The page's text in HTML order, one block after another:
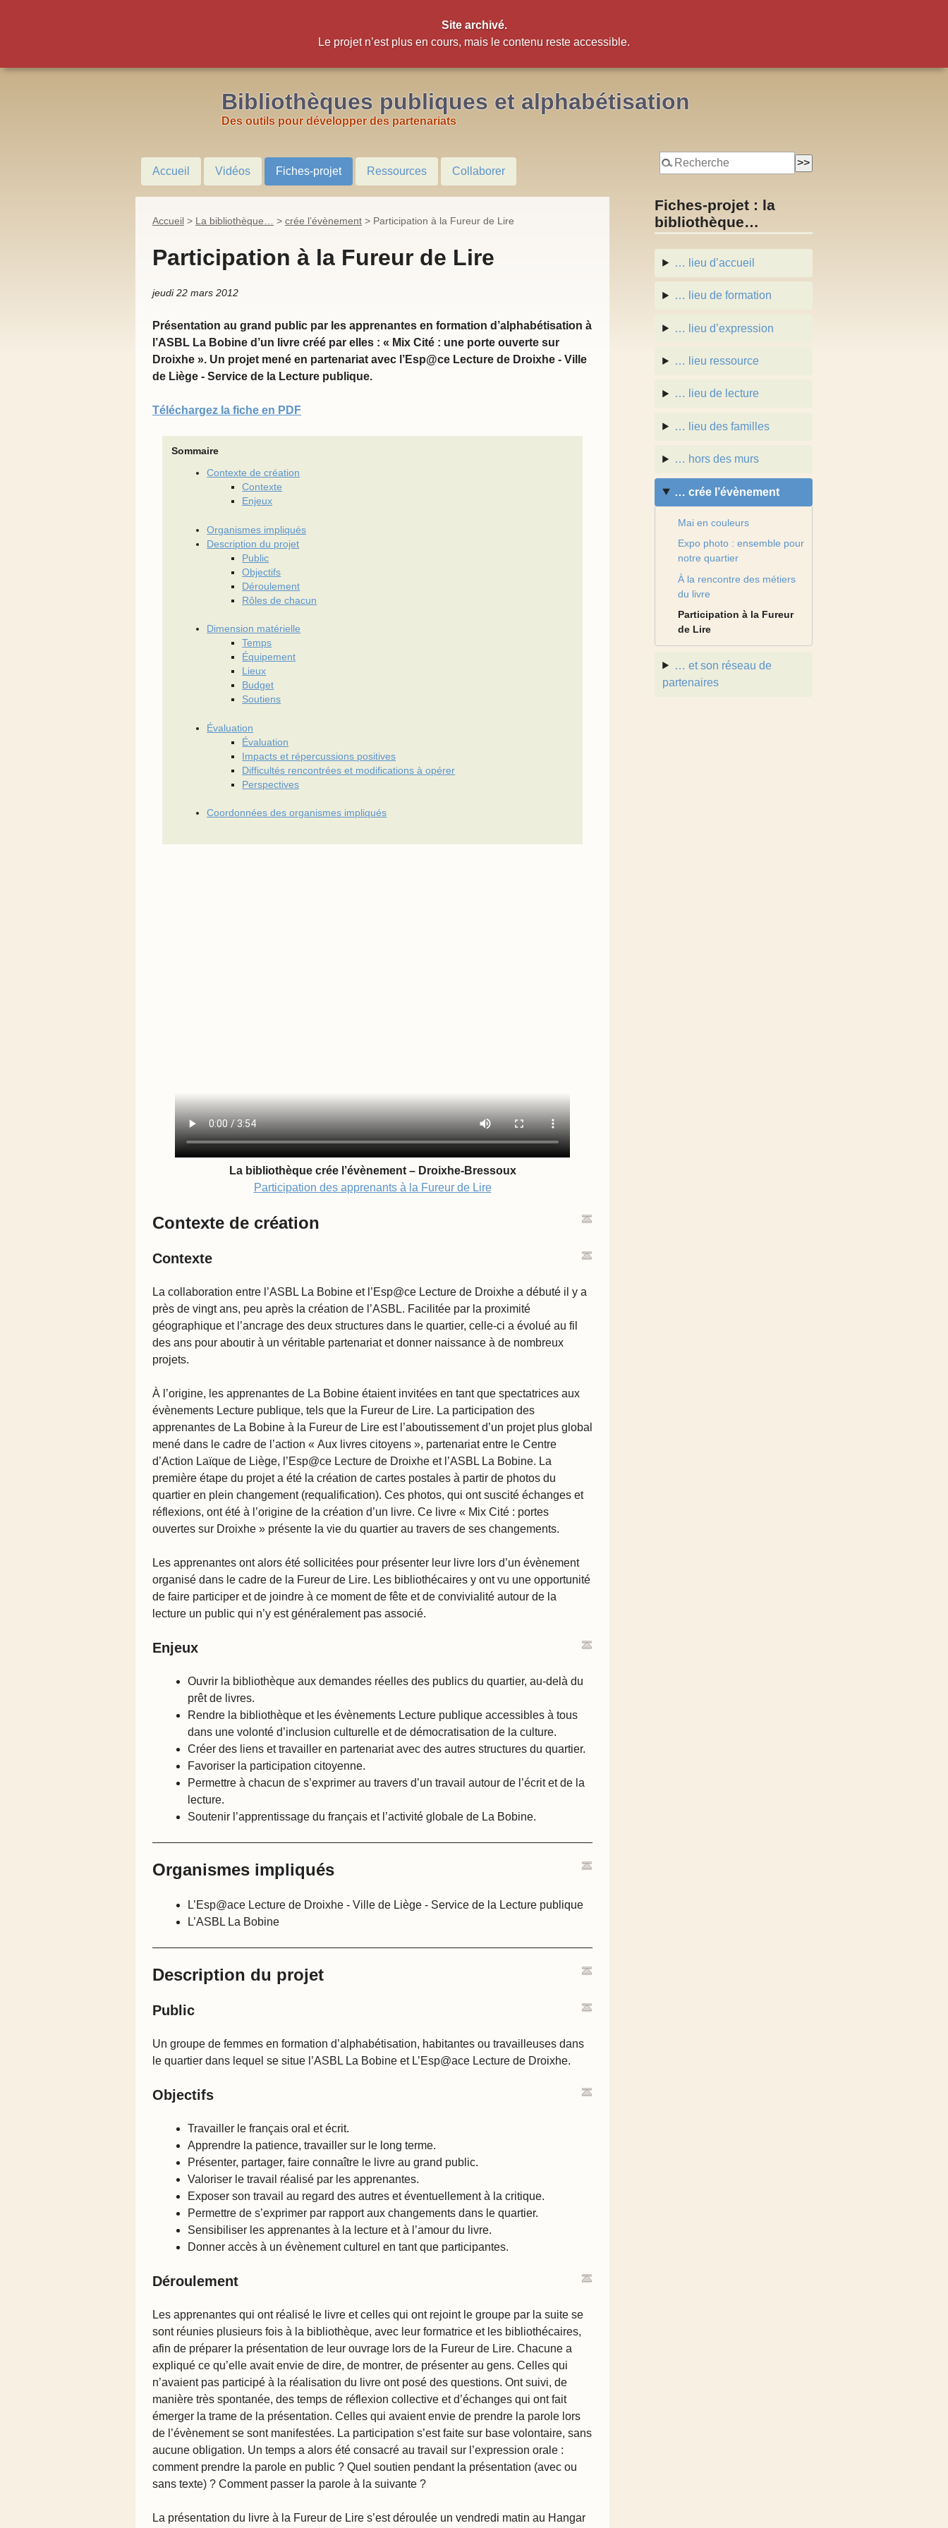
Site archivé.
Le projet n’est plus en cours, mais le contenu reste accessible.
Bibliothèques publiques et alphabétisation
Des outils pour développer des partenariats
Accueil Vidéos Fiches-projet Ressources Collaborer
Accueil > La bibliothèque… > crée l’évènement > Participation à la Fureur de Lire
Participation à la Fureur de Lire
jeudi 22 mars 2012
Présentation au grand public par les apprenantes en formation d’alphabétisation à
l’ASBL La Bobine d’un livre créé par elles : « Mix Cité : une porte ouverte sur
Droixhe ». Un projet mené en partenariat avec l’Esp@ce Lecture de Droixhe - Ville
de Liège - Service de la Lecture publique.
Téléchargez la fiche en PDF
Sommaire
Contexte de création
Contexte
Enjeux
Organismes impliqués
Description du projet
Public
Objectifs
Déroulement
Rôles de chacun
Dimension matérielle
Temps
Équipement
Lieux
Budget
Soutiens
Évaluation
Évaluation
Impacts et répercussions positives
Difficultés rencontrées et modifications à opérer
Perspectives
Coordonnées des organismes impliqués
La bibliothèque crée l’évènement – Droixhe-Bressoux
Participation des apprenants à la Fureur de Lire
Contexte de création
Contexte
La collaboration entre l’ASBL La Bobine et l’Esp@ce Lecture de Droixhe a débuté il y a
près de vingt ans, peu après la création de l’ASBL. Facilitée par la proximité
géographique et l’ancrage des deux structures dans le quartier, celle-ci a évolué au fil
des ans pour aboutir à un véritable partenariat et donner naissance à de nombreux
projets.
À l’origine, les apprenantes de La Bobine étaient invitées en tant que spectatrices aux
évènements Lecture publique, tels que la Fureur de Lire. La participation des
apprenantes de La Bobine à la Fureur de Lire est l’aboutissement d’un projet plus global
mené dans le cadre de l’action « Aux livres citoyens », partenariat entre le Centre
d’Action Laïque de Liège, l’Esp@ce Lecture de Droixhe et l’ASBL La Bobine. La
première étape du projet a été la création de cartes postales à partir de photos du
quartier en plein changement (requalification). Ces photos, qui ont suscité échanges et
réflexions, ont été à l’origine de la création d’un livre. Ce livre « Mix Cité : portes
ouvertes sur Droixhe » présente la vie du quartier au travers de ses changements.
Les apprenantes ont alors été sollicitées pour présenter leur livre lors d’un évènement
organisé dans le cadre de la Fureur de Lire. Les bibliothécaires y ont vu une opportunité
de faire participer et de joindre à ce moment de fête et de convivialité autour de la
lecture un public qui n’y est généralement pas associé.
Enjeux
Ouvrir la bibliothèque aux demandes réelles des publics du quartier, au-delà du
prêt de livres.
Rendre la bibliothèque et les évènements Lecture publique accessibles à tous
dans une volonté d’inclusion culturelle et de démocratisation de la culture.
Créer des liens et travailler en partenariat avec des autres structures du quartier.
Favoriser la participation citoyenne.
Permettre à chacun de s’exprimer au travers d’un travail autour de l’écrit et de la
lecture.
Soutenir l’apprentissage du français et l’activité globale de La Bobine.
Organismes impliqués
L’Esp@ace Lecture de Droixhe - Ville de Liège - Service de la Lecture publique
L’ASBL La Bobine
Description du projet
Public
Un groupe de femmes en formation d’alphabétisation, habitantes ou travailleuses dans
le quartier dans lequel se situe l’ASBL La Bobine et L’Esp@ace Lecture de Droixhe.
Objectifs
Travailler le français oral et écrit.
Apprendre la patience, travailler sur le long terme.
Présenter, partager, faire connaître le livre au grand public.
Valoriser le travail réalisé par les apprenantes.
Exposer son travail au regard des autres et éventuellement à la critique.
Permettre de s’exprimer par rapport aux changements dans le quartier.
Sensibiliser les apprenantes à la lecture et à l’amour du livre.
Donner accès à un évènement culturel en tant que participantes.
Déroulement
Les apprenantes qui ont réalisé le livre et celles qui ont rejoint le groupe par la suite se
sont réunies plusieurs fois à la bibliothèque, avec leur formatrice et les bibliothécaires,
afin de préparer la présentation de leur ouvrage lors de la Fureur de Lire. Chacune a
expliqué ce qu’elle avait envie de dire, de montrer, de présenter au gens. Celles qui
n’avaient pas participé à la réalisation du livre ont posé des questions. Ont suivi, de
manière très spontanée, des temps de réflexion collective et d’échanges qui ont fait
émerger la trame de la présentation. Celles qui avaient envie de prendre la parole lors
de l’évènement se sont manifestées. La participation s’est faite sur base volontaire, sans
aucune obligation. Un temps a alors été consacré au travail sur l’expression orale :
comment prendre la parole en public ? Quel soutien pendant la présentation (avec ou
sans texte) ? Comment passer la parole à la suivante ?
La présentation du livre à la Fureur de Lire s’est déroulée un vendredi matin au Hangar
Fiches-projet : la
bibliothèque…
… lieu d’accueil
… lieu de formation
… lieu d’expression
… lieu ressource
… lieu de lecture
… lieu des familles
… hors des murs
… crée l’évènement
Mai en couleurs
Expo photo : ensemble pour
notre quartier
À la rencontre des métiers
du livre
Participation à la Fureur
de Lire
… et son réseau de
partenaires